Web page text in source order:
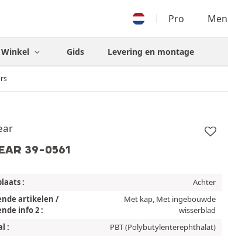
Pro
Winkel Gids Levering en montage
39-0561
:
Achter
artikelen /
info 2 :
Met kap, Met ingebouwde
wisserblad
:
PBT (Polybutylenterephthalat)